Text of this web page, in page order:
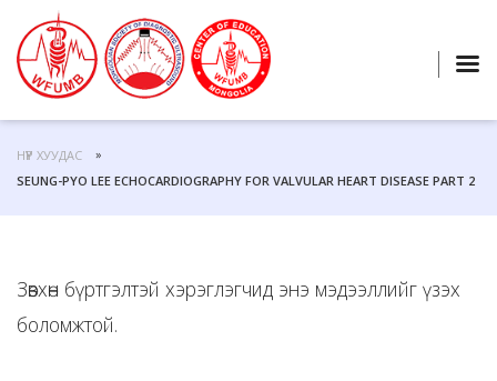
НҮҮР ХУУДАС
SEUNG-PYO LEE ECHOCARDIOGRAPHY FOR VALVULAR HEART DISEASE PART 2
Зөвхөн бүртгэлтэй хэрэглэгчид энэ мэдээллийг үзэх
боломжтой.